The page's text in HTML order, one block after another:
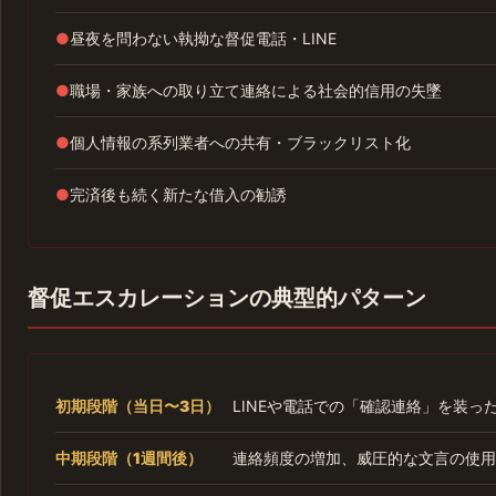
●昼夜を問わない執拗な督促電話・LINE
●職場・家族への取り立て連絡による社会的信用の失墜
●個人情報の系列業者への共有・ブラックリスト化
●完済後も続く新たな借入の勧誘
督促エスカレーションの典型的パターン
初期段階（当日〜3日） LINEや電話での「確認連絡」を装っ
中期段階（1週間後） 連絡頻度の増加、威圧的な文言の使用